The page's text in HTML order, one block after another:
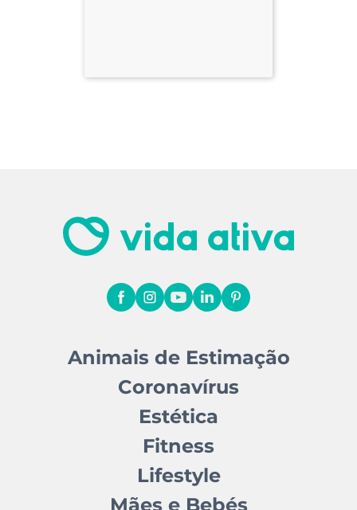
Animais de Estimação
Coronavírus
Estética
Fitness
Lifestyle
Mães e Bebés